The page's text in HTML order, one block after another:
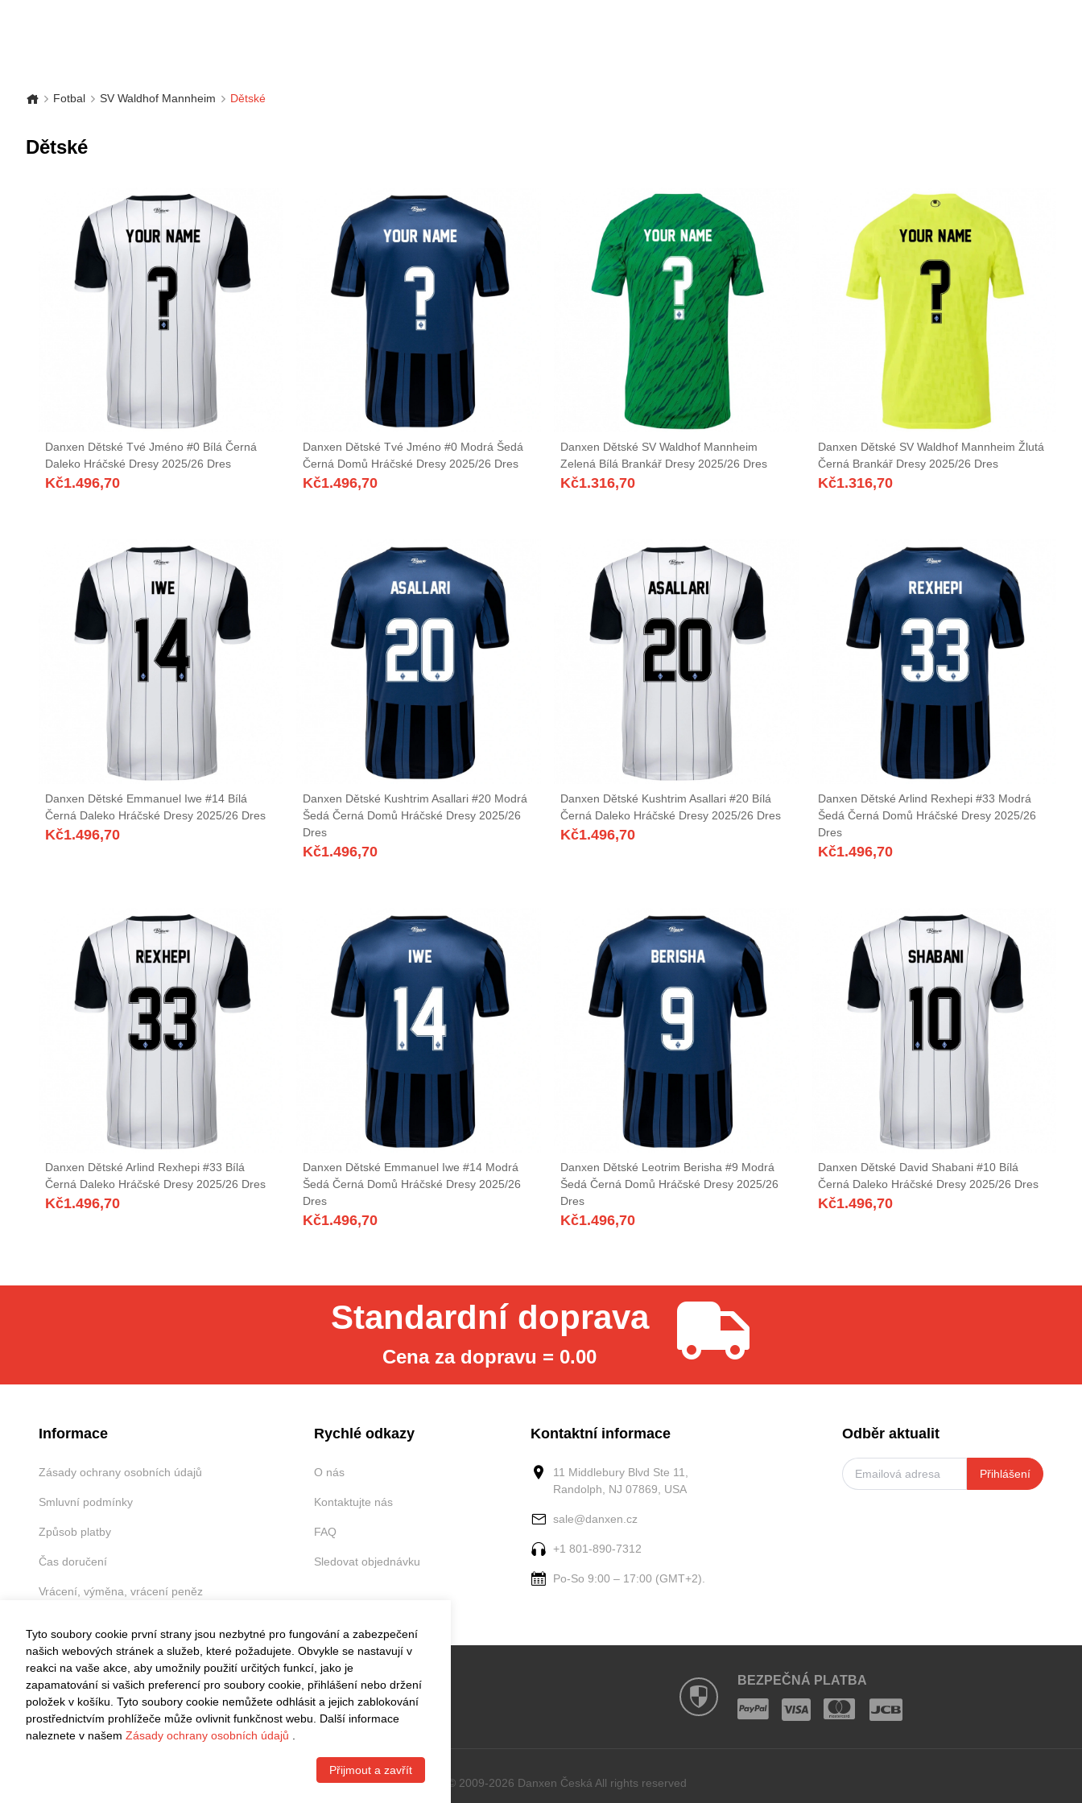
Fotbal SV Waldhof Mannheim Dětské
Dětské
Danxen Dětské Tvé Jméno #0 Bílá Černá
Daleko Hráčské Dresy 2025/26 Dres
Kč1.496,70
Danxen Dětské Tvé Jméno #0 Modrá Šedá
Černá Domů Hráčské Dresy 2025/26 Dres
Kč1.496,70
Danxen Dětské SV Waldhof Mannheim
Zelená Bílá Brankář Dresy 2025/26 Dres
Kč1.316,70
Danxen Dětské SV Waldhof Mannheim Žlutá
Černá Brankář Dresy 2025/26 Dres
Kč1.316,70
Danxen Dětské Emmanuel Iwe #14 Bílá
Černá Daleko Hráčské Dresy 2025/26 Dres
Kč1.496,70
Danxen Dětské Kushtrim Asallari #20 Modrá
Šedá Černá Domů Hráčské Dresy 2025/26
Dres
Kč1.496,70
Danxen Dětské Kushtrim Asallari #20 Bílá
Černá Daleko Hráčské Dresy 2025/26 Dres
Kč1.496,70
Danxen Dětské Arlind Rexhepi #33 Modrá
Šedá Černá Domů Hráčské Dresy 2025/26
Dres
Kč1.496,70
Danxen Dětské Arlind Rexhepi #33 Bílá
Černá Daleko Hráčské Dresy 2025/26 Dres
Kč1.496,70
Danxen Dětské Emmanuel Iwe #14 Modrá
Šedá Černá Domů Hráčské Dresy 2025/26
Dres
Kč1.496,70
Danxen Dětské Leotrim Berisha #9 Modrá
Šedá Černá Domů Hráčské Dresy 2025/26
Dres
Kč1.496,70
Danxen Dětské David Shabani #10 Bílá
Černá Daleko Hráčské Dresy 2025/26 Dres
Kč1.496,70
Standardní doprava
Cena za dopravu = 0.00
Informace
Zásady ochrany osobních údajů
Smluvní podmínky
Způsob platby
Čas doručení
Vrácení, výměna, vrácení peněz
Rychlé odkazy
O nás
Kontaktujte nás
FAQ
Sledovat objednávku
Kontaktní informace
11 Middlebury Blvd Ste 11,
Randolph, NJ 07869, USA
sale@danxen.cz
+1 801-890-7312
Po-So 9:00 – 17:00 (GMT+2).
Odběr aktualit
Přihlášení
VRÁCENÍ ZDARMA
Snadné vrácení do 30 dnů
BEZPEČNÁ PLATBA
Copyright © 2009-2026 Danxen Česká All rights reserved
Tyto soubory cookie první strany jsou nezbytné pro fungování a zabezpečení
našich webových stránek a služeb, které požadujete. Obvykle se nastavují v
reakci na vaše akce, aby umožnily použití určitých funkcí, jako je
zapamatování si vašich preferencí pro soubory cookie, přihlášení nebo držení
položek v košíku. Tyto soubory cookie nemůžete odhlásit a jejich zablokování
prostřednictvím prohlížeče může ovlivnit funkčnost webu. Další informace
naleznete v našem Zásady ochrany osobních údajů
Přijmout a zavřít